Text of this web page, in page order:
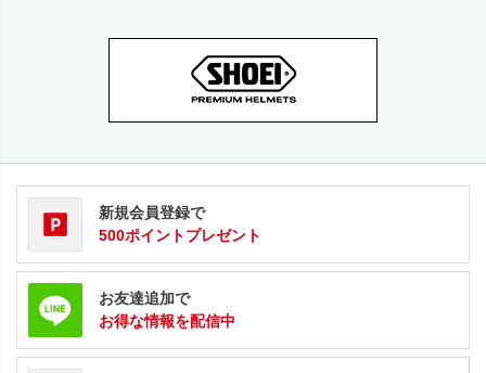
新規会員登録で
500ポイントプレゼント
お友達追加で
お得な情報を配信中